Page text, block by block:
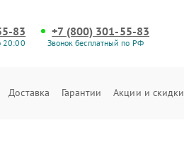
83
20:00
+7 (800) 301-55-83
Звонок бесплатный по РФ
Доставка Гарантии Акции и скидки